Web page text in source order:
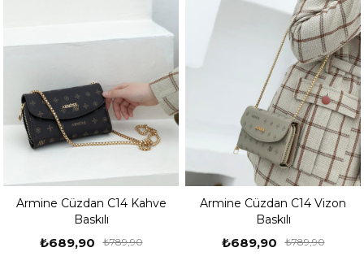
Armine Cüzdan C14 Kahve
Baskılı
₺689,90 ₺789,90
Armine Cüzdan C14 Vizon
Baskılı
₺689,90 ₺789,90